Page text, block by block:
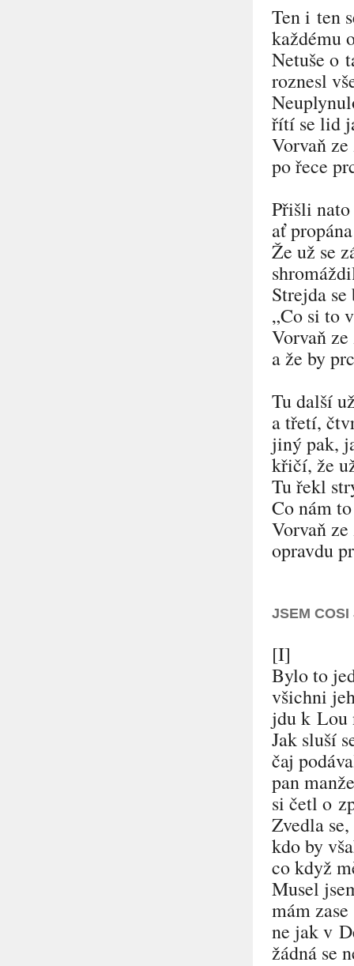
Ten i ten
každému
Netuše o
roznesl
řítí se lid
Vorvaň
po řece
Přišli
ať
Že už se
Strejda
„Co si to
Vorvaň
a že by
Tu další
a třetí,
jiný pak,
křičí, že
Tu řekl
Co nám
Vorvaň
opravdu
JSEM
[I]
Bylo to
všichni
jdu k Lou
Jak sluší
čaj
pan
si četl o
Zvedla
kdo by
co když
Musel
mám zase
ne jak v
žádná se